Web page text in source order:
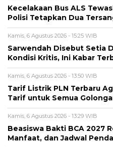
Alamat email tidak akan
Komentar*